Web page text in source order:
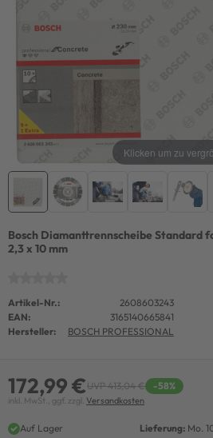
Klicken um zu
Bosch Diamanttrennscheibe Standard
2,3 x 10 mm
Artikel-Nr.:
2608603243
EAN:
3165140665841
Hersteller:
BOSCH PROFESSIONAL
172,99 €UVP 413,04 € -58%
inkl. MwSt., ggf. zzgl. Versandkosten
Auf Lager Lieferung: Mo.